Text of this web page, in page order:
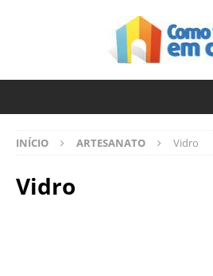
INÍCIO ARTESANATO Vidro
Vidro